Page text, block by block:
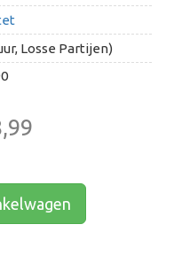
Losse Partijen)